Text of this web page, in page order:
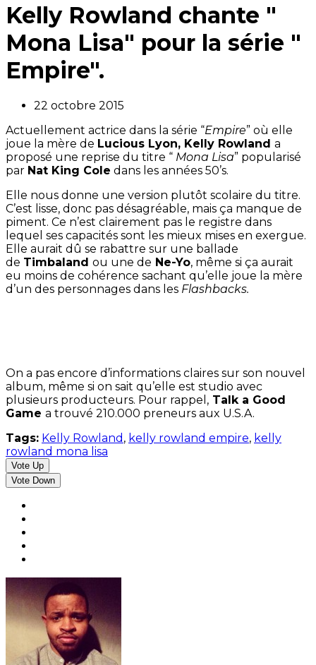
Kelly Rowland chante "
Mona Lisa" pour la série "
Empire".
22 octobre 2015
Actuellement actrice dans la série “Empire” où elle
joue la mère de Lucious Lyon, Kelly Rowland a
proposé une reprise du titre “ Mona Lisa” popularisé
par Nat King Cole dans les années 50’s.
Elle nous donne une version plutôt scolaire du titre.
C’est lisse, donc pas désagréable, mais ça manque de
piment. Ce n’est clairement pas le registre dans
lequel ses capacités sont les mieux mises en exergue.
Elle aurait dû se rabattre sur une ballade
de Timbaland ou une de Ne-Yo, même si ça aurait
eu moins de cohérence sachant qu’elle joue la mère
d’un des personnages dans les Flashbacks.
On a pas encore d’informations claires sur son nouvel
album, même si on sait qu’elle est studio avec
plusieurs producteurs. Pour rappel, Talk a Good
Game a trouvé 210.000 preneurs aux U.S.A.
Tags: Kelly Rowland , kelly rowland empire, kelly
rowland mona lisa
Vote Up
Vote Down